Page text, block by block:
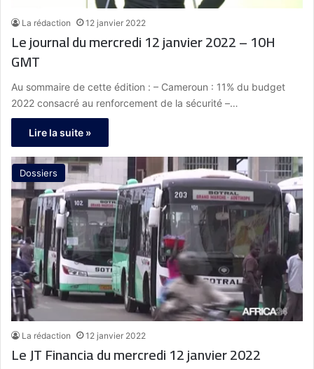
La rédaction 12 janvier 2022
Le journal du mercredi 12 janvier 2022 – 10H
GMT
Au sommaire de cette édition : – Cameroun : 11% du budget
2022 consacré au renforcement de la sécurité –…
Lire la suite »
Dossiers
La rédaction 12 janvier 2022
Le JT Financia du mercredi 12 janvier 2022